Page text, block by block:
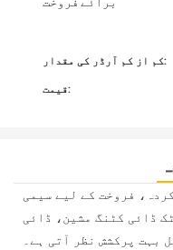
کم از کم آرڈر کی مقدار:
قیمت:
فروخت کے لیے سیمی
ڈائی کٹنگ مشین، ڈائی
بہت پرکشش نظر آتی ہے۔